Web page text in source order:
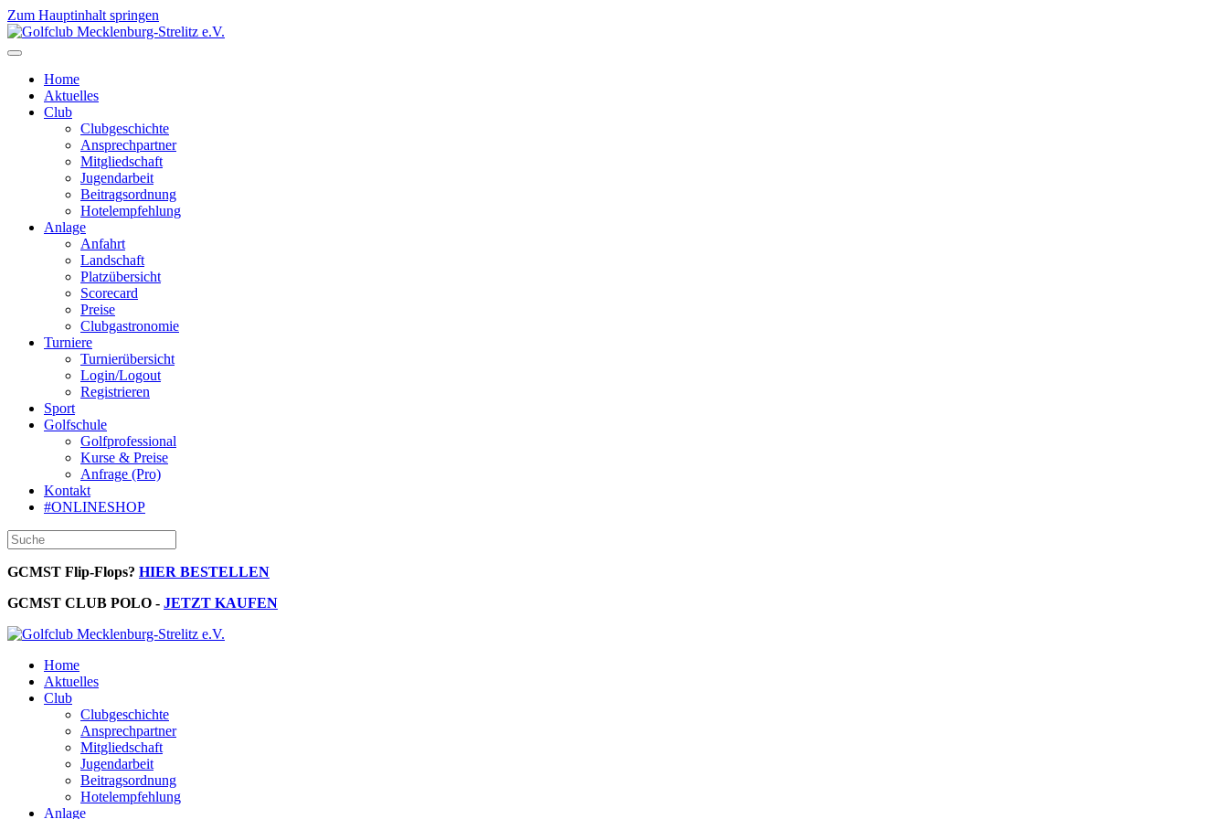
Zum Hauptinhalt springen
Home
Aktuelles
Club
Clubgeschichte
Ansprechpartner
Mitgliedschaft
Jugendarbeit
Beitragsordnung
Hotelempfehlung
Anlage
Anfahrt
Landschaft
Platzübersicht
Scorecard
Preise
Clubgastronomie
Turniere
Turnierübersicht
Login/Logout
Registrieren
Sport
Golfschule
Golfprofessional
Kurse & Preise
Anfrage (Pro)
Kontakt
#ONLINESHOP
GCMST Flip-Flops? HIER BESTELLEN
GCMST CLUB POLO - JETZT KAUFEN
Home
Aktuelles
Club
Clubgeschichte
Ansprechpartner
Mitgliedschaft
Jugendarbeit
Beitragsordnung
Hotelempfehlung
Anlage